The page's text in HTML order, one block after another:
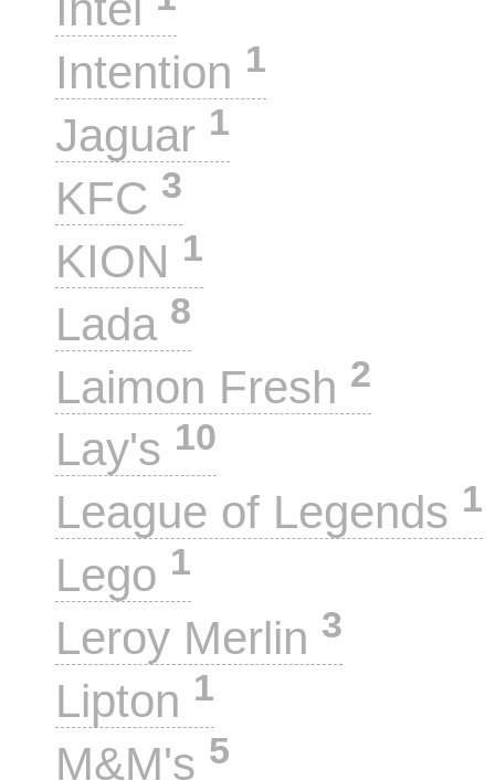
Intention 1
Jaguar 1
KFC 3
KION 1
Lada 8
Laimon Fresh 2
Lay's 10
League of Legends 1
Lego 1
Leroy Merlin 3
Lipton 1
M&M's 5